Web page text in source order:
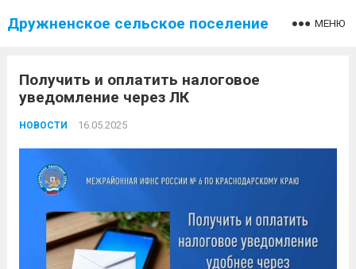
Дружненское сельское поселение МЕНЮ
Получить и оплатить налоговое
уведомление через ЛК
НОВОСТИ 16.05.2025